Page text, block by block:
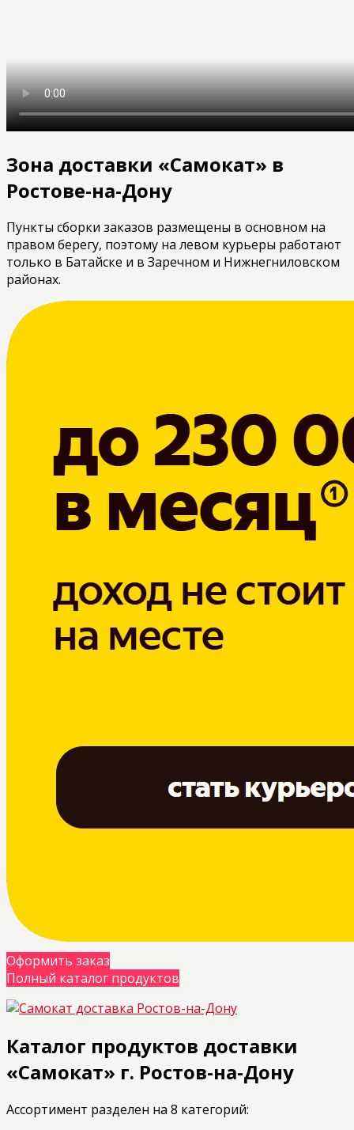
Зона доставки «Самокат» в
Ростове-на-Дону
Пункты сборки заказов размещены в основном на
правом берегу, поэтому на левом курьеры работают
только в Батайске и в Заречном и Нижнегниловском
районах.
Оформить заказ
Полный каталог продуктов
Каталог продуктов доставки
«Самокат» г. Ростов-на-Дону
Ассортимент разделен на 8 категорий: